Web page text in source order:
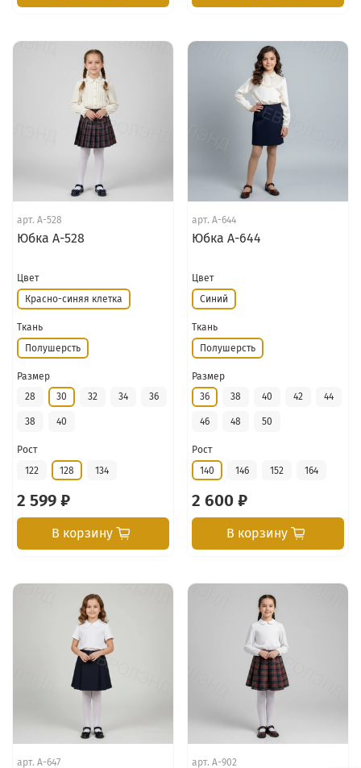
арт. А-528
Юбка А-528
Цвет
Красно-синяя клетка
Ткань
Полушерсть
Размер
28
30 32 34 36
38 40
Рост
122
128 134
2 599 ₽
В корзину
арт. А-644
Юбка А-644
Цвет
Синий
Ткань
Полушерсть
Размер
36
38 40 42 44
46 48 50
Рост
140
146 152 164
2 600 ₽
В корзину
арт. А-647 арт. А-902